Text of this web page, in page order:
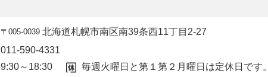
〒005-0039 北海道札幌市南区南39条西11丁目2-27
011-590-4331
9:30～18:30
毎週火曜日と第１第２月曜日は定休日です。